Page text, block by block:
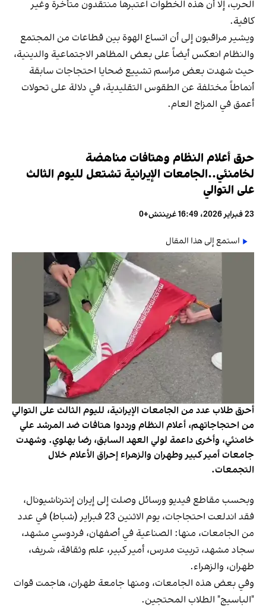
الحرب، إلا أن هذه الخطوات اعتبرها منتقدون متأخرة وغير
كافية.
ويشير مراقبون إلى أن اتساع الهوة بين قطاعات من المجتمع
والنظام انعكس أيضاً على بعض المظاهر الاجتماعية والدينية،
حيث شهدت بعض مراسم تشييع ضحايا احتجاجات سابقة
أنماطاً مختلفة عن الطقوس التقليدية، في دلالة على تحولات
أعمق في المزاج العام.
حرق أعلام النظام وهتافات مناهضة
لخامنئي..الجامعات الإيرانية تشتعل لليوم الثالث
على التوالي
23 فبراير 2026، 16:49 غرينتش+0
استمع إلى هذا المقال
أحرق طلاب عدد من الجامعات الإيرانية، لليوم الثالث على التوالي
من احتجاجاتهم، أعلام النظام ورددوا هتافات ضد المرشد علي
خامنئي، وأخرى داعمة لولي العهد السابق، رضا بهلوي. وشهدت
جامعات أمير كبير وطهران والزهراء إحراق الأعلام خلال
التجمعات.
وبحسب مقاطع فيديو ورسائل وصلت إلى إيران إنترناشيونال،
فقد اندلعت احتجاجات، يوم الاثنين 23 فبراير (شباط) في عدد
من الجامعات، منها: الصناعية في أصفهان، فردوسي مشهد،
سجاد مشهد، تربيت مدرس، أمير كبير، علم وثقافة، شريف،
طهران، والزهراء.
وفي بعض هذه الجامعات، ومنها جامعة طهران، هاجمت قوات
"الباسيج" الطلاب المحتجين.